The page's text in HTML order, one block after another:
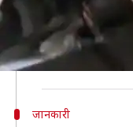
जीप जैसी
जानकारी के
यूज़र
जानकारी